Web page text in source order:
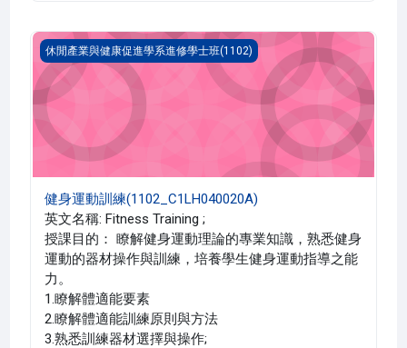
健身運動訓練(1102_C1LH040020A)
休閒產業與健康促進學系進修學士班(1102)
健身運動訓練(1102_C1LH040020A)
英文名稱: Fitness Training ;
授課目的： 瞭解健身運動理論的專業知識，熟悉健身
運動的器材操作與訓練，培養學生健身運動指導之能
力。
1.瞭解體適能要素
2.瞭解體適能訓練原則與方法
3.熟悉訓練器材選擇與操作;